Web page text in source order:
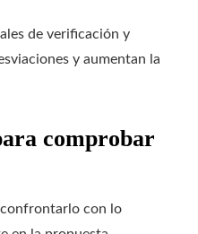
de verificación y
y aumentan la
comprobar
con lo